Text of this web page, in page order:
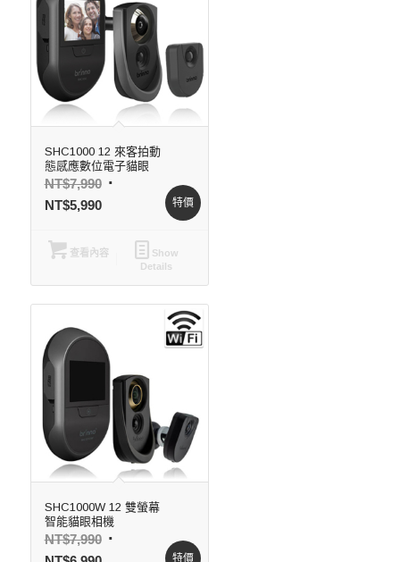
SHC1000 12 來客拍動
態感應數位電子貓眼
NT$7,990
NT$5,990 特價
查看內容
Show
Details
SHC1000W 12 雙螢幕
智能貓眼相機
NT$7,990
特價